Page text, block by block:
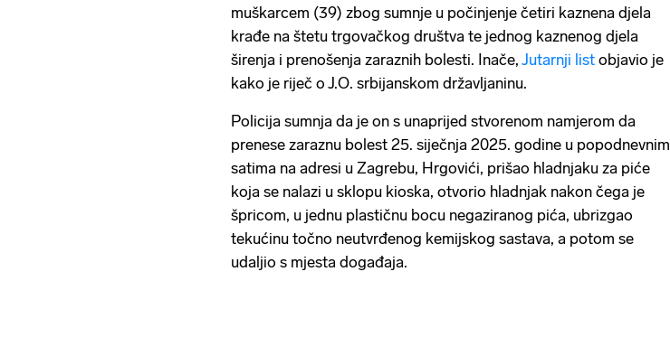
muškarcem (39) zbog sumnje u počinjenje četiri kaznena djela
krađe na štetu trgovačkog društva te jednog kaznenog djela
širenja i prenošenja zaraznih bolesti. Inače, Jutarnji list objavio je
kako je riječ o J.O. srbijanskom državljaninu.
Policija sumnja da je on s unaprijed stvorenom namjerom da
prenese zaraznu bolest 25. siječnja 2025. godine u popodnevnim
satima na adresi u Zagrebu, Hrgovići, prišao hladnjaku za piće
koja se nalazi u sklopu kioska, otvorio hladnjak nakon čega je
špricom, u jednu plastičnu bocu negaziranog pića, ubrizgao
tekućinu točno neutvrđenog kemijskog sastava, a potom se
udaljio s mjesta događaja.